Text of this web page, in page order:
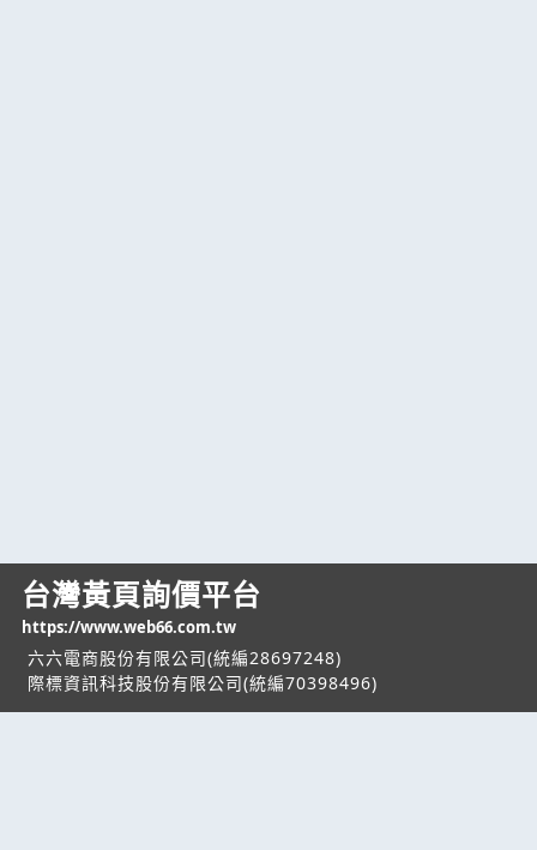
台灣黃頁詢價平台
https://www.web66.com.tw
六六電商股份有限公司(統編28697248)
際標資訊科技股份有限公司(統編70398496)